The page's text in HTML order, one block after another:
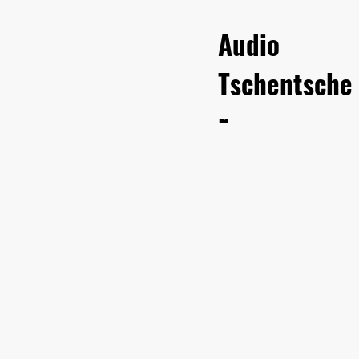
Audio
Tschentsche
r